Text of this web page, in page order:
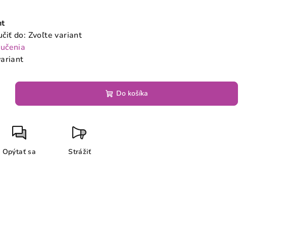
do: Zvoľte variant
Do košíka
Opýtať sa Strážiť